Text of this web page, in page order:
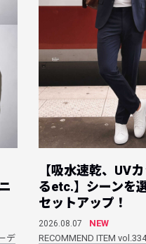
デ
【吸水速乾、UV
るetc.】シーンを
セットアップ！
2026.08.07
NEW
RECOMMEND ITEM vol.334